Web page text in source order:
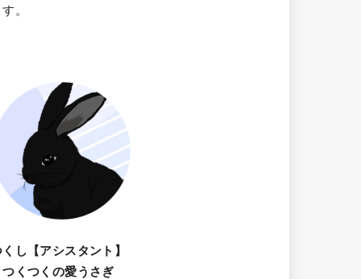
。
くし【アシスタント】
つくつくの愛うさぎ